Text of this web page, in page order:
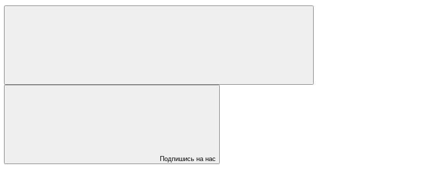
Подпишись на нас